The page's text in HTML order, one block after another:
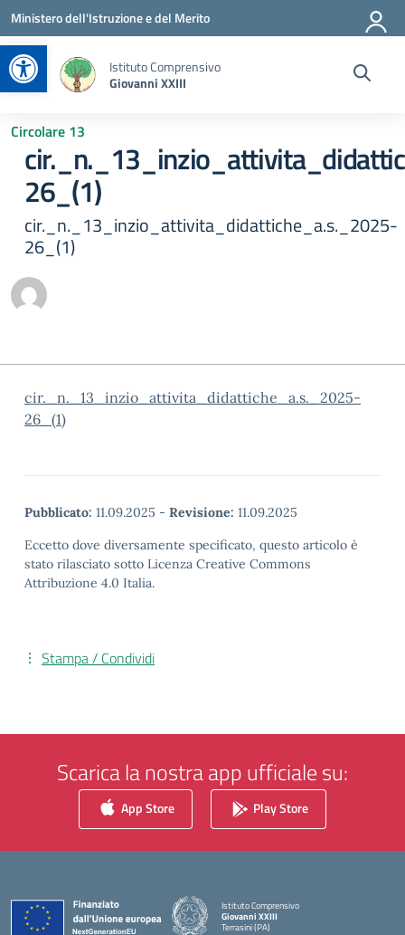
Apri la barra degli strumenti
Vai ai contenuti
Vai al menu di navigazione
Vai al footer
Ministero dell'Istruzione e del Merito
Istituto Comprensivo
Giovanni XXIII
Circolare 13
26_(1)
cir._n._13_inzio_attivita_didattiche_a.s._2025-
26_(1)
cir._n._13_inzio_attivita_didattiche_a.s._2025-
26_(1)
Pubblicato: 11.09.2025 - Revisione: 11.09.2025
Eccetto dove diversamente specificato, questo articolo è
stato rilasciato sotto Licenza Creative Commons
Attribuzione 4.0 Italia.
Stampa / Condividi
Scarica la nostra app ufficiale su:
App Store Play Store
Istituto Comprensivo
Giovanni XXIII
Terrasini (PA)